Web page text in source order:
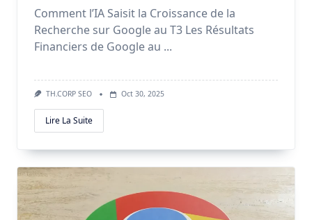
Comment l’IA Saisit la Croissance de la
Recherche sur Google au T3 Les Résultats
Financiers de Google au ...
TH.CORP SEO Oct 30, 2025
Lire La Suite